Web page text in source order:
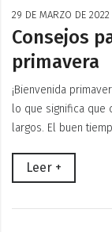
29 DE MARZO DE 2022
Consejos
primavera
¡Bienvenida
lo que significa que
largos. El buen
Leer +